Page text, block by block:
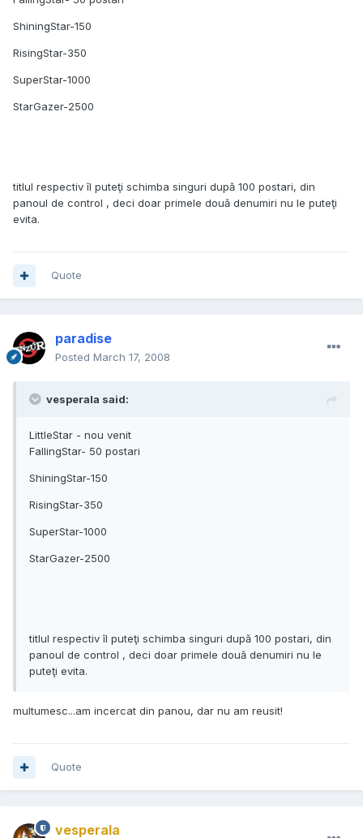
ShiningStar-150
RisingStar-350
SuperStar-1000
StarGazer-2500
titlul respectiv îl puteţi schimba singuri după 100 postari, din
panoul de control , deci doar primele două denumiri nu le puteţi
evita.
Quote
paradise
Posted March 17, 2008
vesperala said:
LittleStar - nou venit
FallingStar- 50 postari
ShiningStar-150
RisingStar-350
SuperStar-1000
StarGazer-2500
titlul respectiv îl puteţi schimba singuri după 100 postari, din
panoul de control , deci doar primele două denumiri nu le
puteţi evita.
multumesc...am incercat din panou, dar nu am reusit!
Quote
vesperala